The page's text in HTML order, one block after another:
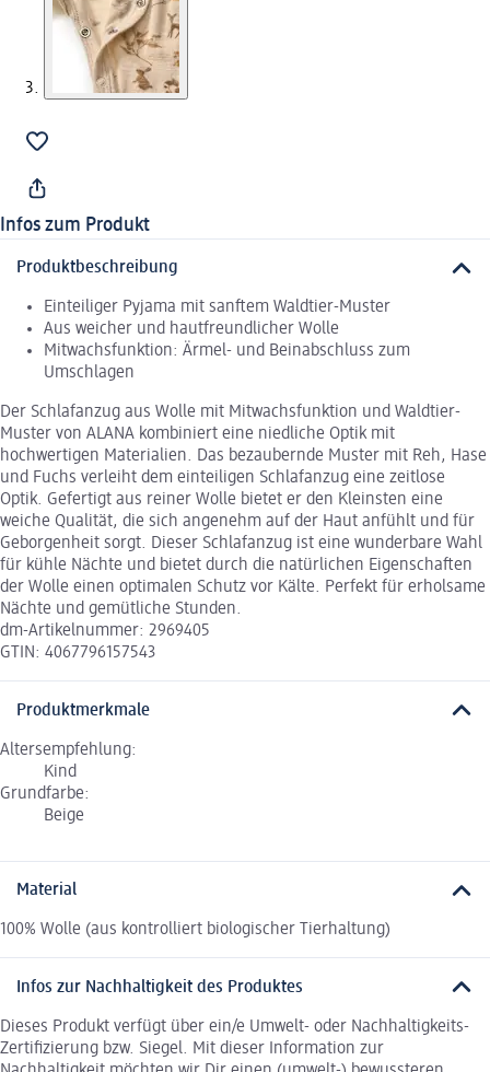
Infos zum Produkt
Produktbeschreibung
Einteiliger Pyjama mit sanftem Waldtier-Muster
Aus weicher und hautfreundlicher Wolle
Mitwachsfunktion: Ärmel- und Beinabschluss zum
Umschlagen
Der Schlafanzug aus Wolle mit Mitwachsfunktion und Waldtier-
Muster von ALANA kombiniert eine niedliche Optik mit
hochwertigen Materialien. Das bezaubernde Muster mit Reh, Hase
und Fuchs verleiht dem einteiligen Schlafanzug eine zeitlose
Optik. Gefertigt aus reiner Wolle bietet er den Kleinsten eine
weiche Qualität, die sich angenehm auf der Haut anfühlt und für
Geborgenheit sorgt. Dieser Schlafanzug ist eine wunderbare Wahl
für kühle Nächte und bietet durch die natürlichen Eigenschaften
der Wolle einen optimalen Schutz vor Kälte. Perfekt für erholsame
Nächte und gemütliche Stunden.
dm-Artikelnummer: 2969405
GTIN: 4067796157543
Produktmerkmale
Altersempfehlung:
Kind
Grundfarbe:
Beige
Material
100% Wolle (aus kontrolliert biologischer Tierhaltung)
Infos zur Nachhaltigkeit des Produktes
Dieses Produkt verfügt über ein/e Umwelt- oder Nachhaltigkeits-
Zertifizierung bzw. Siegel. Mit dieser Information zur